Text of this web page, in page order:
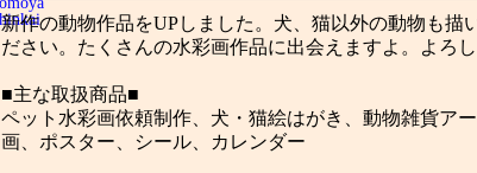
新作の動物作品をUPしました。犬、猫以外の動物も描
ださい。たくさんの水彩画作品に出会えますよ。よろ
■主な取扱商品■
ペット水彩画依頼制作、犬・猫絵はがき、動物雑貨ア
画、ポスター、シール、カレンダー